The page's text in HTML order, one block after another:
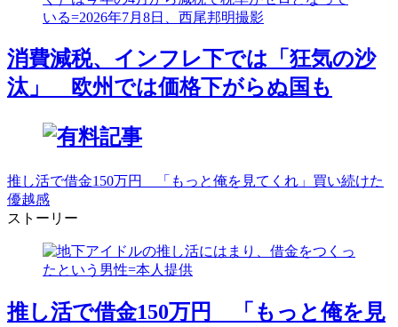
消費減税、インフレ下では「狂気の沙
汰」 欧州では価格下がらぬ国も
推し活で借金150万円 「もっと俺を見てくれ」買い続けた
優越感
ストーリー
推し活で借金150万円 「もっと俺を見